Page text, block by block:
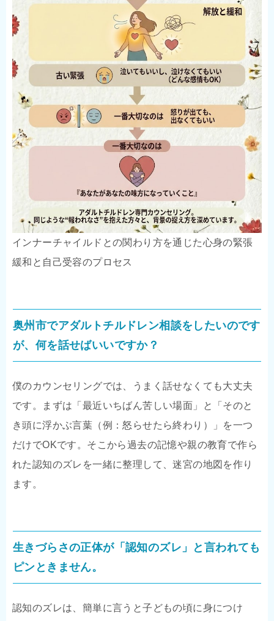
インナーチャイルドとの関わり方を通じた心身の緊張
緩和と自己受容のプロセス
奥州市でアダルトチルドレン相談をしたいのです
が、何を話せばいいですか？
僕のカウンセリングでは、うまく話せなくても大丈夫
です。まずは「最近いちばん苦しい場面」と「そのと
き頭に浮かぶ言葉（例：怒らせたら終わり）」を一つ
だけでOKです。そこから過去の記憶や親の教育で作ら
れた認知のズレを一緒に整理して、迷宮の地図を作り
ます。
生きづらさの正体が「認知のズレ」と言われても
ピンときません。
認知のズレは、簡単に言うと子どもの頃に身につけ